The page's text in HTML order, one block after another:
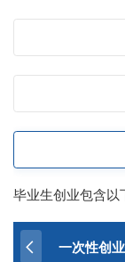
毕业生创业包含以
一次性创